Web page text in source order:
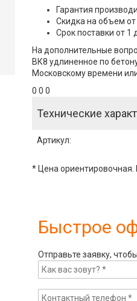
Гарантия
Скидка на объем от
Срок поставки от 1
На дополнительные
ВК8 удлиненное по
Московскому времени
0 0 0
Технические
Артикул:
* Цена ориентировочная.
Быстрое
Отправьте заявку,